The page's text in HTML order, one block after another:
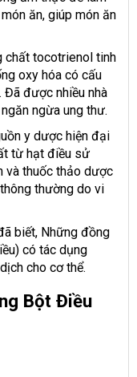
ăn, giúp món ăn
chất tocotrienol tinh
oxy hóa có cấu
Đã được nhiều nhà
ngừa ung thư.
y dược hiện đại
từ hạt điều sử
và thuốc thảo dược
thường do vi
biết, Những đồng
có tác dụng
cho cơ thể.
Bột Điều